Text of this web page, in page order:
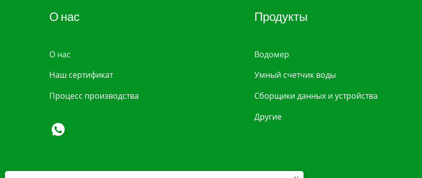
О нас
О нас
Наш сертификат
Процесс производства
Продукты
Водомер
Умный счетчик воды
Сборщики данных и устройства
Другие